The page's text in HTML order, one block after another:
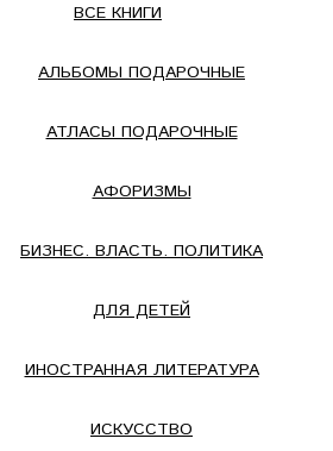
ВСЕ КНИГИ
АЛЬБОМЫ ПОДАРОЧНЫЕ
АТЛАСЫ ПОДАРОЧНЫЕ
АФОРИЗМЫ
БИЗНЕС. ВЛАСТЬ. ПОЛИТИКА
ДЛЯ ДЕТЕЙ
ИНОСТРАННАЯ ЛИТЕРАТУРА
ИСКУССТВО